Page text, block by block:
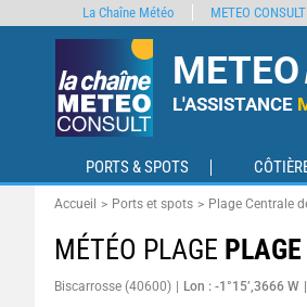
METEO
L'ASSISTANCE
PORTS & SPOTS
Accueil Ports et spots Plage Centrale
MÉTÉO PLAGE
Biscarrosse (40600) Lon : -1°15’,3666 W
La Chaîne Météo METEO CONSULT